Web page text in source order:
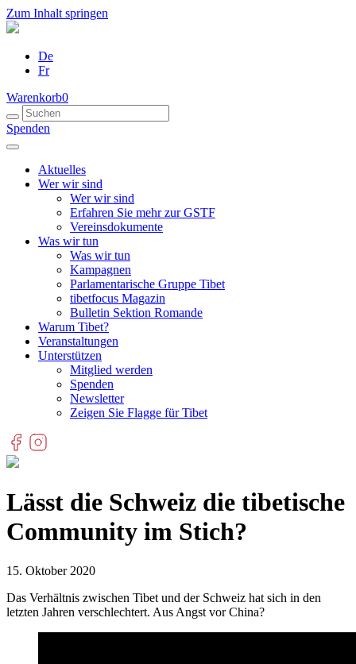
Zum Inhalt springen
De
Fr
Warenkorb0
Spenden
Aktuelles
Wer wir sind
Wer wir sind
Erfahren Sie mehr zur GSTF
Vereinsdokumente
Was wir tun
Was wir tun
Kampagnen
Parlamentarische Gruppe Tibet
tibetfocus Magazin
Bulletin Sektion Romande
Warum Tibet?
Veranstaltungen
Unterstützen
Mitglied werden
Spenden
Newsletter
Zeigen Sie Flagge für Tibet
Lässt die Schweiz die tibetische
Community im Stich?
15. Oktober 2020
Das Verhältnis zwischen Tibet und der Schweiz hat sich in den
letzten Jahren verschlechtert. Aus Angst vor China?